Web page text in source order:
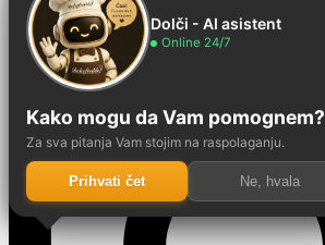
Dolči - AI asistent
Online 24/7
Kako mogu da Vam pomognem?
Za sva pitanja Vam stojim na raspolaganju.
Prihvati čet Ne, hvala